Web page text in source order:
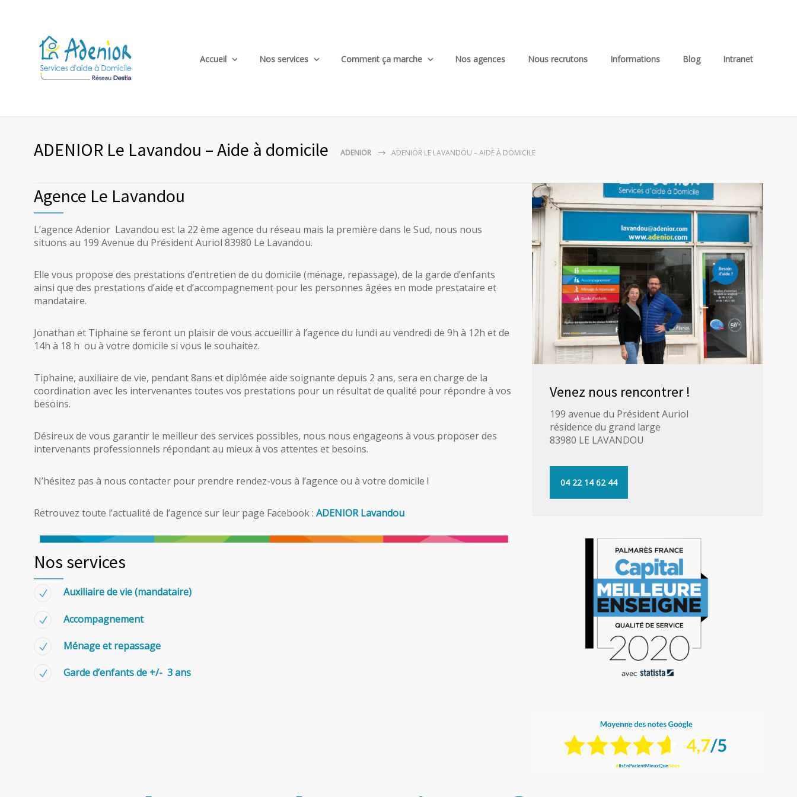
Accueil Nos services Comment ça marche Nos agences Nous recrutons Informations Blog Intranet
ADENIOR Le Lavandou – Aide à domicile ADENIOR ADENIOR LE LAVANDOU – AIDE À DOMICILE
Agence Le Lavandou
L’agence Adenior Lavandou est la 22 ème agence du réseau mais la première dans le Sud, nous nous
situons au 199 Avenue du Président Auriol 83980 Le Lavandou.
Elle vous propose des prestations d’entretien de du domicile (ménage, repassage), de la garde d’enfants
ainsi que des prestations d’aide et d’accompagnement pour les personnes âgées en mode prestataire et
mandataire.
Jonathan et Tiphaine se feront un plaisir de vous accueillir à l’agence du lundi au vendredi de 9h à 12h et de
14h à 18 h ou à votre domicile si vous le souhaitez.
Tiphaine, auxiliaire de vie, pendant 8ans et diplômée aide soignante depuis 2 ans, sera en charge de la
coordination avec les intervenantes toutes vos prestations pour un résultat de qualité pour répondre à vos
besoins.
Désireux de vous garantir le meilleur des services possibles, nous nous engageons à vous proposer des
intervenants professionnels répondant au mieux à vos attentes et besoins.
N’hésitez pas à nous contacter pour prendre rendez-vous à l’agence ou à votre domicile !
Retrouvez toute l’actualité de l’agence sur leur page Facebook : ADENIOR Lavandou
Nos services
Auxiliaire de vie (mandataire)
Accompagnement
Ménage et repassage
Garde d’enfants de +/- 3 ans
Venez nous rencontrer !
199 avenue du Président Auriol
résidence du grand large
83980 LE LAVANDOU
04 22 14 62 44